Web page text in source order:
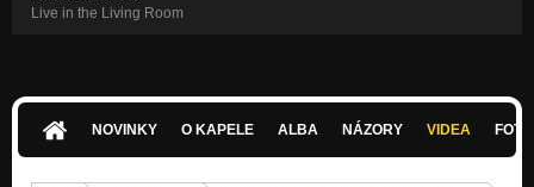
Live in the Living Room
NOVINKY O KAPELE ALBA NÁZORY VIDEA